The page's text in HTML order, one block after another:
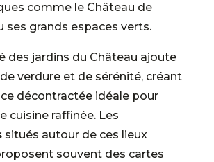
comme le Château de
ses grands espaces verts.
des jardins du Château ajoute
verdure et de sérénité, créant
décontractée idéale pour
cuisine raffinée. Les
situés autour de ces lieux
souvent des cartes